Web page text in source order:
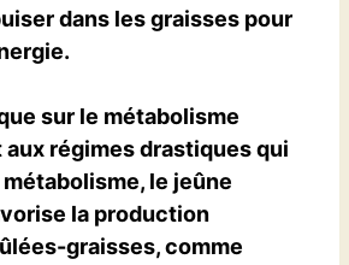
dans les graisses pour
sur le métabolisme
régimes drastiques qui
le jeûne
la production
graisses, comme